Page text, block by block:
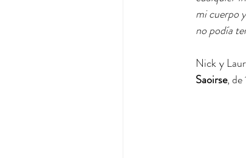
mi cuerpo
no podía
Nick y
Saoirse, de